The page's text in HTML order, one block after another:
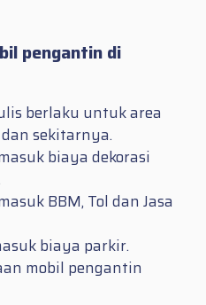
pengantin di
berlaku untuk area
sekitarnya.
biaya dekorasi
BBM, Tol dan Jasa
biaya parkir.
mobil pengantin